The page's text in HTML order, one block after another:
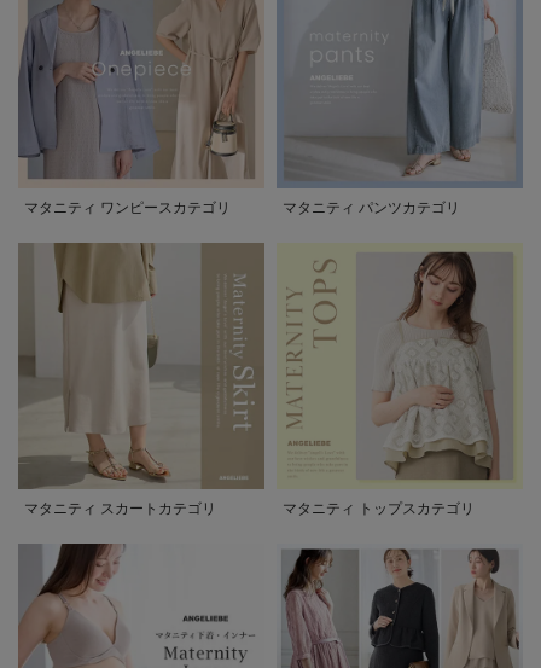
マタニティ ワンピースカテゴリ マタニティ パンツカテゴリ
マタニティ スカートカテゴリ マタニティ トップスカテゴリ